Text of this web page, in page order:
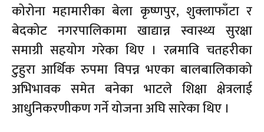
कोरोना महामारीका बेला कृष्णपुर, शुक्लाफाँटा र
बेदकोट नगरपालिकामा खाद्यान्न स्वास्थ्य सुरक्षा
समाग्री सहयोग गरेका थिए । रत्नमावि चतहरीका
टुहुरा आर्थिक रुपमा विपन्न भएका बालबालिकाको
अभिभावक समेत बनेका भाटले शिक्षा क्षेत्रलाई
आधुनिकरणीकण गर्ने योजना अघि सारेका थिए ।